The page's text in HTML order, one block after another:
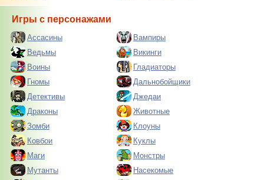
Игры с персонажами
Ассасины
Вампиры
Ведьмы
Викинги
Воины
Гладиаторы
Гномы
Дальнобойщики
Детективы
Джедаи
Драконы
Животные
Зомби
Клоуны
Ковбои
Куклы
Маги
Монстры
Мутанты
Насекомые